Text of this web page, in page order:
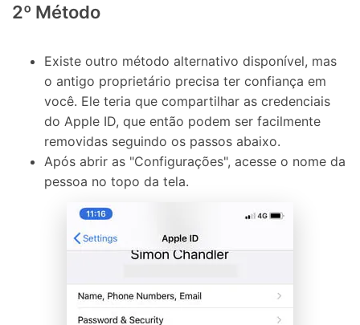
2º Método
Existe outro método alternativo disponível, mas
o antigo proprietário precisa ter confiança em
você. Ele teria que compartilhar as credenciais
do Apple ID, que então podem ser facilmente
removidas seguindo os passos abaixo.
Após abrir as "Configurações", acesse o nome da
pessoa no topo da tela.